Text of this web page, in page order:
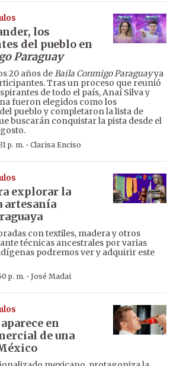
los
del pueblo en
Paraguay
20 años deBaila Conmigo Paraguayya
Tras un proceso que reunió
de todo el país, Anaí Silva y
fueron elegidos como los
pueblo y completaron la lista de
buscarán conquistar la pista desde el
p. m. · Clarisa Enciso
explorar la
artesanía
con textiles, madera y otros
técnicas ancestrales por varias
podremos ver y adquirir este
p. m. · José Madai
en
de una